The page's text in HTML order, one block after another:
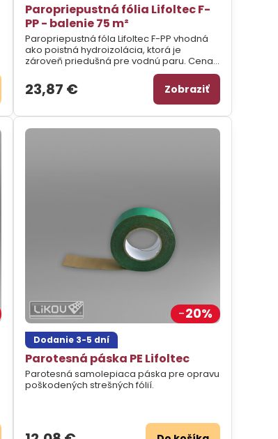
Paropriepustná fólia Lifoltec F-
PP - balenie 75 m²
Paropriepustná fóla Lifoltec F-PP vhodná
ako poistná hydroizolácia, ktorá je
zároveň priedušná pre vodnú paru. Cena
23,87 € Zobraziť
20%
Dodanie 3-5 dní
Parotesná páska PE Lifoltec
Parotesná samolepiaca páska pre opravu
poškodených strešných fólií.